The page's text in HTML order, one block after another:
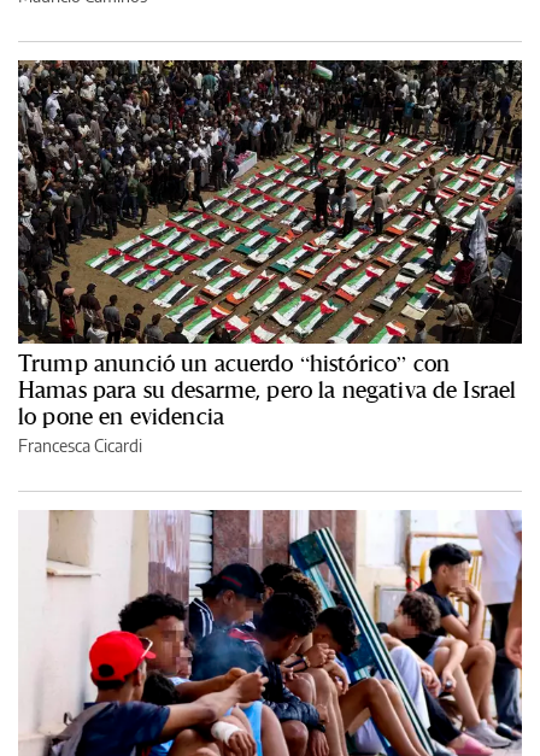
Trump anunció un acuerdo “histórico” con
Hamas para su desarme, pero la negativa de Israel
lo pone en evidencia
Francesca Cicardi